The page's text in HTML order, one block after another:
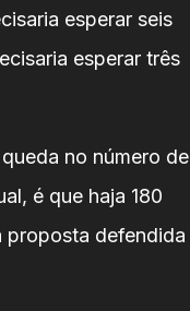
esperar seis
esperar três
no número de
é que haja 180
proposta defendida